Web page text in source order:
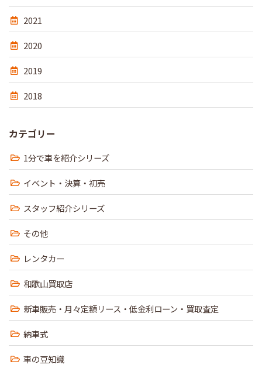
2021
2020
2019
2018
カテゴリー
1分で車を紹介シリーズ
イベント・決算・初売
スタッフ紹介シリーズ
その他
レンタカー
和歌山買取店
新車販売・月々定額リース・低金利ローン・買取査定
納車式
車の豆知識